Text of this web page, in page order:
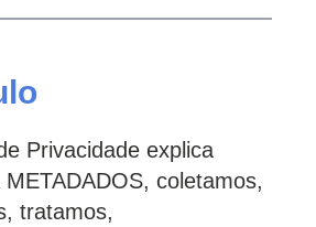
Privacidade explica
coletamos,
tratamos,